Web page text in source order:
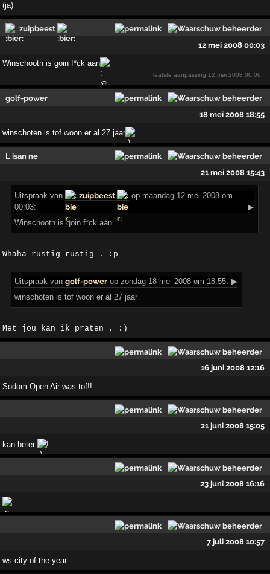
(ja)
zuipbeest
12 mei 2008 00:03
Winschootn is goin f*ck aan
laatste aanpassing 12 mei 2008 00:06
golf-power
18 mei 2008 18:55
winschoten is tof woon er al 27 jaar
L isan ne
21 mei 2008 15:43
Uitspraak van zuipbeest
op maandag 12 mei 2008 om
00:03:
▶
Winschootn is goin f*ck aan
Whaha rustig rustig . :p
Uitspraak vangolf-power op zondag 18 mei 2008 om 18:55: ▶
winschoten is tof woon er al 27 jaar
Met jou kan ik praten . :)
16 juni 2008 12:16
Sodom Open Air was tof!!
21 juni 2008 15:05
kan beter !
23 juni 2008 16:16
7 juli 2008 10:57
ws city of the year